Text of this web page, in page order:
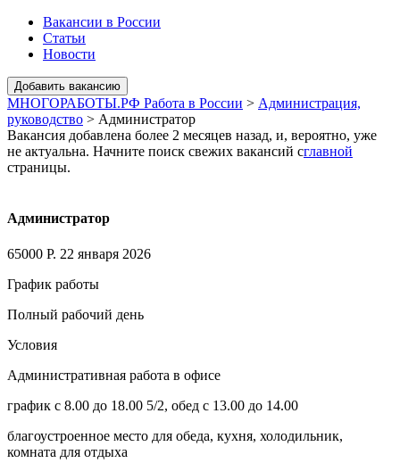
Вакансии в России
Статьи
Новости
МНОГОРАБОТЫ.РФ Работа в России > Администрация,
руководство > Администратор
Вакансия добавлена более 2 месяцев назад, и, вероятно, уже
не актуальна. Начните поиск свежих вакансий сглавной
страницы.
Администратор
65000 Р. 22 января 2026
График работы
Полный рабочий день
Условия
Административная работа в офисе
график с 8.00 до 18.00 5/2, обед с 13.00 до 14.00
благоустроенное место для обеда, кухня, холодильник,
комната для отдыха